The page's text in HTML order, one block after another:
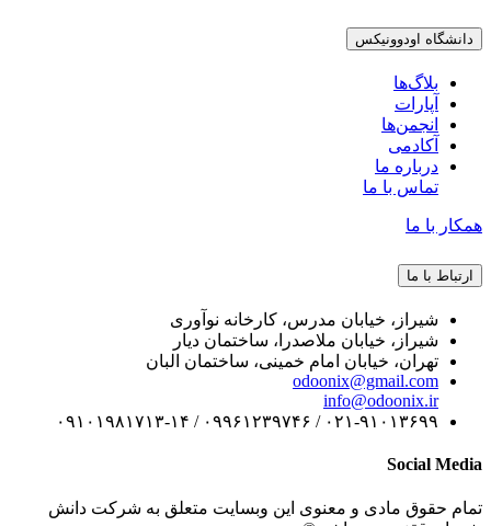
دانشگاه اودوونیکس
بلاگ‌ها
آپارات
انجمن‌ها
آکادمی
درباره ما
تماس با ما
همکار با ما
ارتباط با ما
شیراز، خیابان مدرس، کارخانه نوآوری
شیراز، خیابان ملاصدرا، ساختمان دیار
تهران، خیابان امام خمینی، ساختمان البان
odoonix@gmail.com
info@odoonix.ir
۰۲۱-۹۱۰۱۳۶۹۹ / ۰۹۹۶۱۲۳۹۷۴۶ / ۰۹۱۰۱۹۸۱۷۱۳-۱۴
Social Media
تمام حقوق مادی و معنوی این وبسایت متعلق به شرکت دانش